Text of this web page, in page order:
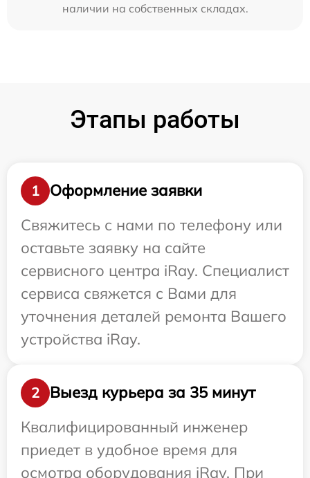
наличии на собственных складах.
Этапы работы
1
Оформление заявки
Свяжитесь с нами по телефону или
оставьте заявку на сайте
сервисного центра iRay. Специалист
сервиса свяжется с Вами для
уточнения деталей ремонта Вашего
устройства iRay.
2
Выезд курьера за 35 минут
Квалифицированный инженер
приедет в удобное время для
осмотра оборудования iRay. При